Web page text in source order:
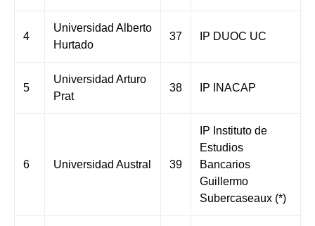
4
Universidad Alberto
Hurtado
37 IP DUOC UC
5
Universidad Arturo
Prat
38 IP INACAP
6 Universidad Austral 39
IP Instituto de
Estudios
Bancarios
Guillermo
Subercaseaux (*)